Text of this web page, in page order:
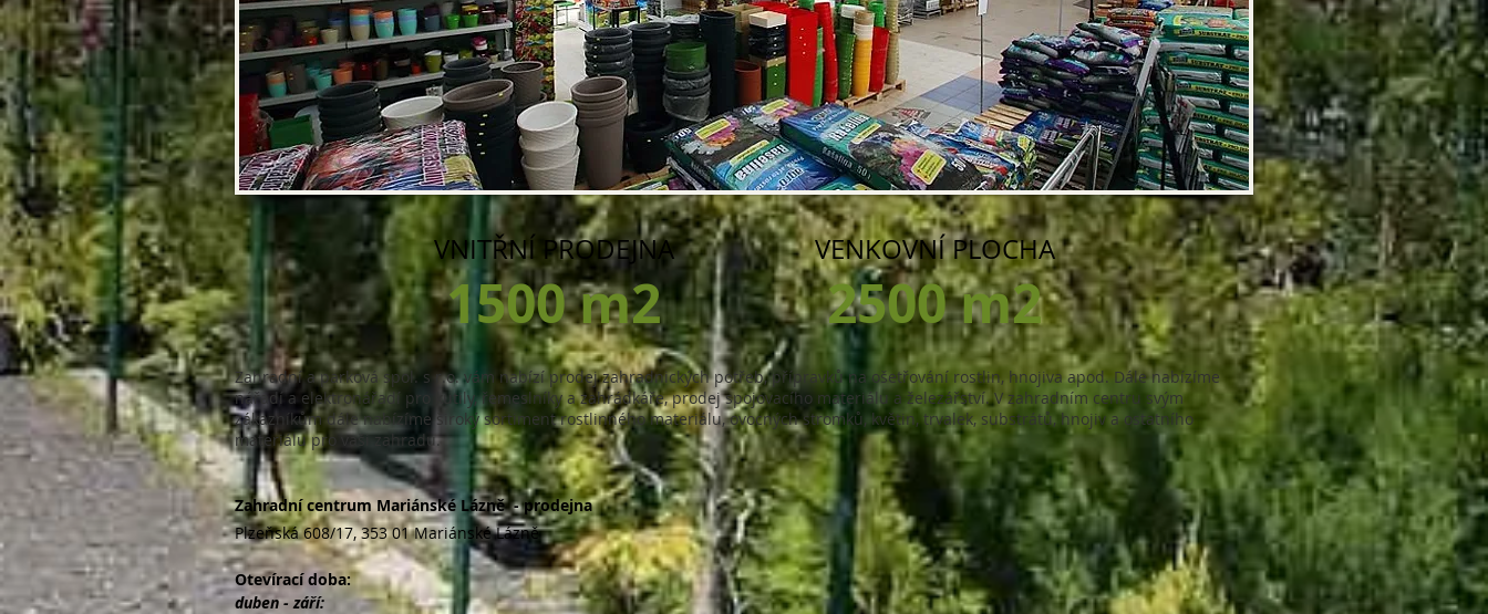
VNITŘNÍ PRODEJNA
1500 m2
VENKOVNÍ PLOCHA
2500 m2
Zahradní a parková spol. s r.o. vám nabízí prodej zahradnických potřeb, přípravků na ošetřování rostlin, hnojiva apod. Dále nabízíme
nářadí a elektronářadí pro kutily, řemeslníky a zahrádkáře, prodej spojovacího materiálu a železářství. V zahradním centru svým
zákazníkům dále nabízíme široký sortiment rostlinného materiálu, ovocných stromků, květin, trvalek, substrátů, hnojiv a ostatního
materiálu pro vaši zahradu.
Zahradní centrum Mariánské Lázně - prodejna
Plzeňská 608/17, 353 01 Mariánské Lázně
Otevírací doba:
duben - září: